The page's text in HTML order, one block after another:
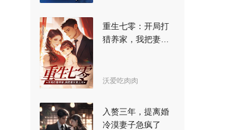
重生七零：开局打
猎养家，我把妻女
沃爱吃肉肉
入赘三年，提离婚
冷漠妻子急疯了